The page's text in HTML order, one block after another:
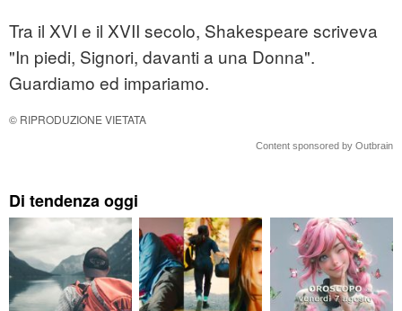
Tra il XVI e il XVII secolo, Shakespeare scriveva
"In piedi, Signori, davanti a una Donna".
Guardiamo ed impariamo.
© RIPRODUZIONE VIETATA
Content sponsored by Outbrain
Di tendenza oggi